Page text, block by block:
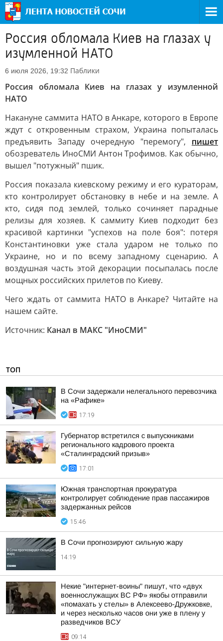
Россия обломала Киев на глазах у
изумленной НАТО
6 июля 2026, 19:32 Паблики
Россия обломала Киев на глазах у изумленной
НАТО
Накануне саммита НАТО в Анкаре, которого в Европе
ждут с откровенным страхом, Украина попыталась
предъявить Западу очередную "перемогу", пишет
обозреватель ИноСМИ Антон Трофимов. Как обычно,
вышел "потужный" пшик.
Россия показала киевскому режиму и его кураторам,
кто контролирует обстановку в небе и на земле. А
кто, сидя под землей, только сочиняет парадные
релизы для хозяев. К саммиту Киев подходит без
красивой картинки "успехов на поле боя": потеря
Константиновки уже стала ударом не только по
Украине, но и по всему западному сценарию. А
воздушная часть этой декорации посыпалась после
мощных российских прилетов по Киеву.
Чего ждать от саммита НАТО в Анкаре? Читайте на
нашем сайте.
Источник: Канал в МАКС "ИноСМИ"
ТОП
В Сочи задержали нелегального перевозчика
на «Рафике»
17:19
Губернатор встретился с выпускниками
регионального кадрового проекта
«Сталинградский призыв»
17:01
Южная транспортная прокуратура
контролирует соблюдение прав пассажиров
задержанных рейсов
15:46
В Сочи прогнозируют сильную жару
14:19
Некие "интернет-воины" пишут, что «двух
военнослужащих ВС РФ» якобы отправили
«помахать у стелы» в Алексеево-Дружковке,
и через несколько часов они уже в плену у
разведчиков ВСУ
09:14